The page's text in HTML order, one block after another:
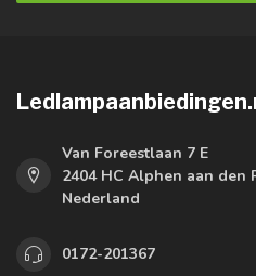
Van Foreestlaan 7 E
2404 HC Alphen aan den
Nederland
0172-201367